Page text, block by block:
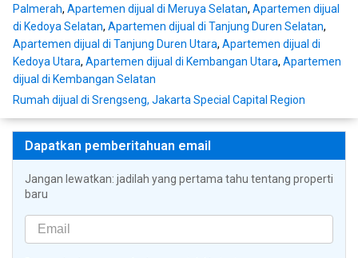
Palmerah, Apartemen dijual di Meruya Selatan, Apartemen dijual
di Kedoya Selatan, Apartemen dijual di Tanjung Duren Selatan,
Apartemen dijual di Tanjung Duren Utara, Apartemen dijual di
Kedoya Utara, Apartemen dijual di Kembangan Utara, Apartemen
dijual di Kembangan Selatan
Rumah dijual di Srengseng, Jakarta Special Capital Region
Dapatkan pemberitahuan email
Jangan lewatkan: jadilah yang pertama tahu tentang properti
baru